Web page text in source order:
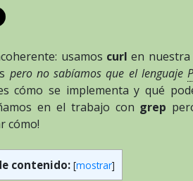
usamos curl en nuestra
pero no sabíamos que el lenguaje
cómo se implementa y qué
en el trabajo con grep
cómo!
contenido: [mostrar]